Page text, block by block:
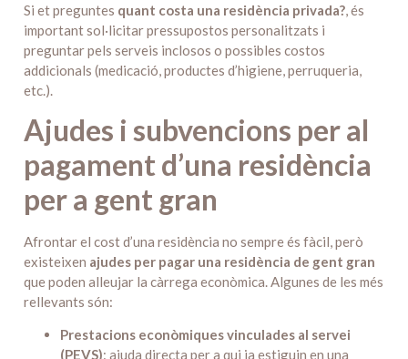
Si et preguntes quant costa una residència privada? , és
important sol·licitar pressupostos personalitzats i
preguntar pels serveis inclosos o possibles costos
addicionals (medicació, productes d’higiene, perruqueria,
etc.).
Ajudes i subvencions per al
pagament d’una residència
per a gent gran
Afrontar el cost d’una residència no sempre és fàcil, però
existeixen ajudes per pagar una residència de gent gran
que poden alleujar la càrrega econòmica. Algunes de les més
rellevants són:
Prestacions econòmiques vinculades al servei
(PEVS): ajuda directa per a qui ja estiguin en una